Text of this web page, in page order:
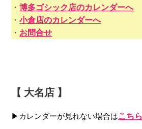
・博多ゴシック店のカレンダーへ
・小倉店のカレンダーへ
・ お問合せ
【 大名店 】
▶カレンダーが見れない場合はこち